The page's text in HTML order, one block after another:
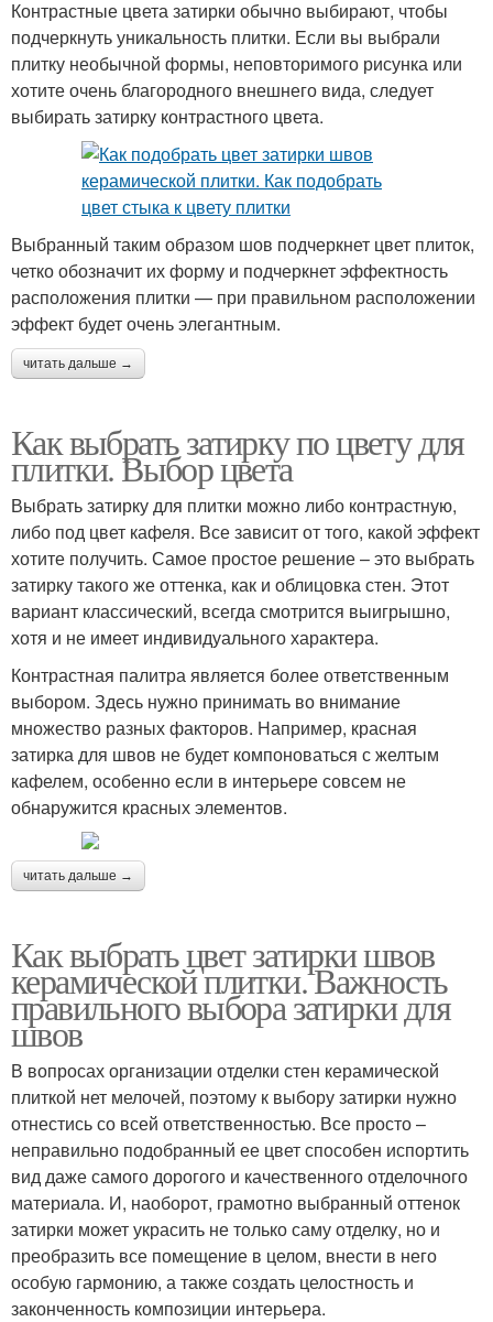
Контрастные цвета затирки обычно выбирают, чтобы
подчеркнуть уникальность плитки. Если вы выбрали
плитку необычной формы, неповторимого рисунка или
хотите очень благородного внешнего вида, следует
выбирать затирку контрастного цвета.
Выбранный таким образом шов подчеркнет цвет плиток,
четко обозначит их форму и подчеркнет эффектность
расположения плитки — при правильном расположении
эффект будет очень элегантным.
читать дальше →
Как выбрать затирку по цвету для
плитки. Выбор цвета
Выбрать затирку для плитки можно либо контрастную,
либо под цвет кафеля. Все зависит от того, какой эффект
хотите получить. Самое простое решение – это выбрать
затирку такого же оттенка, как и облицовка стен. Этот
вариант классический, всегда смотрится выигрышно,
хотя и не имеет индивидуального характера.
Контрастная палитра является более ответственным
выбором. Здесь нужно принимать во внимание
множество разных факторов. Например, красная
затирка для швов не будет компоноваться с желтым
кафелем, особенно если в интерьере совсем не
обнаружится красных элементов.
читать дальше →
Как выбрать цвет затирки швов
керамической плитки. Важность
правильного выбора затирки для
швов
В вопросах организации отделки стен керамической
плиткой нет мелочей, поэтому к выбору затирки нужно
отнестись со всей ответственностью. Все просто –
неправильно подобранный ее цвет способен испортить
вид даже самого дорогого и качественного отделочного
материала. И, наоборот, грамотно выбранный оттенок
затирки может украсить не только саму отделку, но и
преобразить все помещение в целом, внести в него
особую гармонию, а также создать целостность и
законченность композиции интерьера.